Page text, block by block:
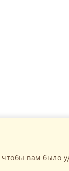
вам было